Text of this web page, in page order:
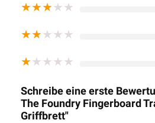
★★★★★
★★★★★
★★★★★
Schreibe eine erste
The Foundry Fingerboard
Griffbrett"